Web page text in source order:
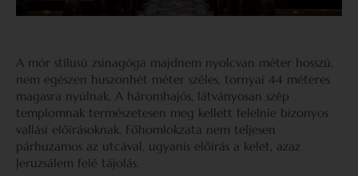
A mór stílusú zsinagóga majdnem nyolcvan méter hosszú,
nem egészen huszonhét méter széles, tornyai 44 méteres
magasra nyúlnak. A háromhajós, látványosan szép
templomnak természetesen meg kellett felelnie bizonyos
vallási előírásoknak. Főhomlokzata nem teljesen
párhuzamos az utcával, ugyanis előírás a kelet, azaz
Jeruzsálem felé tájolás.